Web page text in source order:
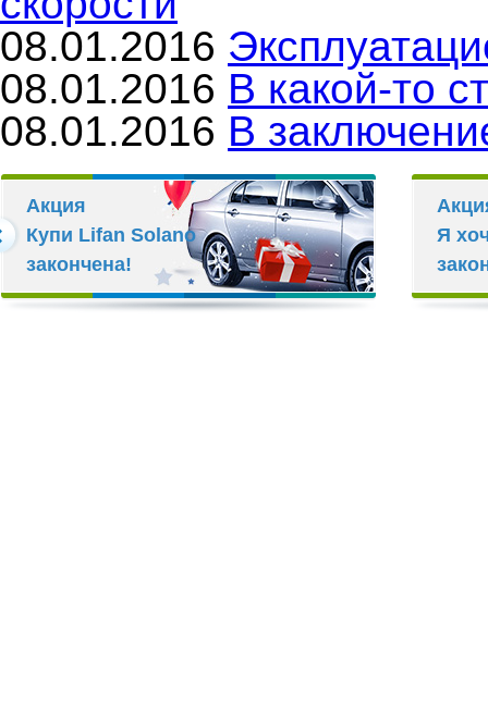
08.01.2016
08.01.2016 В какой-то
08.01.2016 В
Акция
Купи Lifan Solano
закончена!
Я